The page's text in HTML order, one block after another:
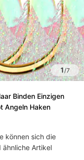
1/7
Binden Einzigen
Angeln Haken
können sich die
ähnliche Artikel